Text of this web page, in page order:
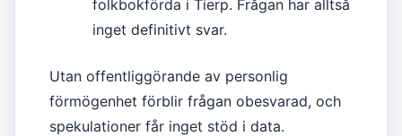
folkbokförda i Tierp. Frågan har alltså
inget definitivt svar.
Utan offentliggörande av personlig
förmögenhet förblir frågan obesvarad, och
spekulationer får inget stöd i data.